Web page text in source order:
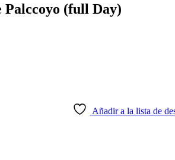
(full Day)
Añadir a la lista de